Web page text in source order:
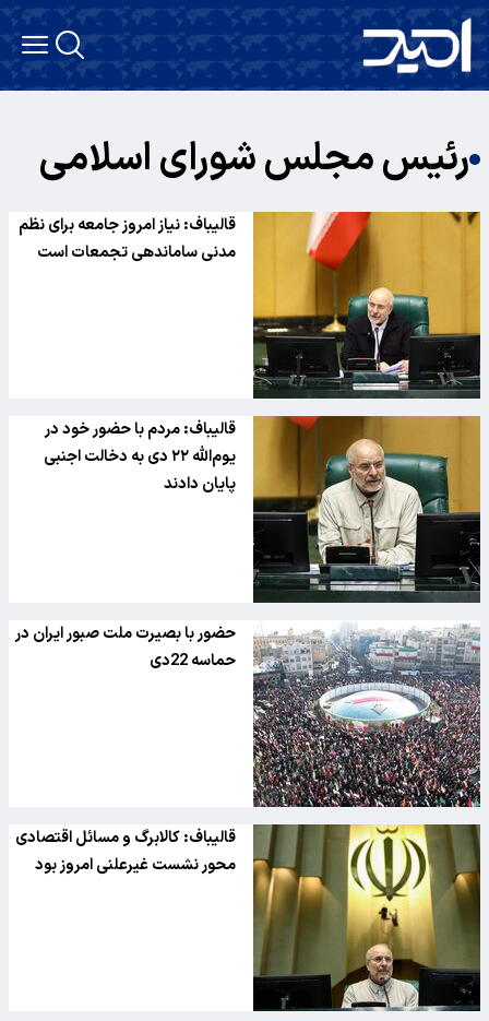
رئیس مجلس شورای اسلامی
قالیباف: نیاز امروز جامعه برای نظم
مدنی ساماندهی تجمعات است
قالیباف: مردم با حضور خود در
یوم‌الله ۲۲ دی به دخالت اجنبی
پایان دادند
حضور با بصیرت ملت صبور ایران در
حماسه 22دی
قالیباف: کالابرگ و مسائل اقتصادی
محور نشست غیرعلنی امروز بود